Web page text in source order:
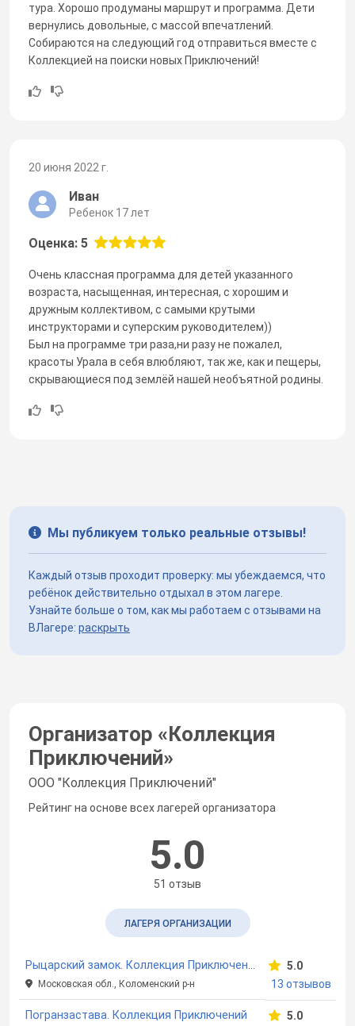
тура. Хорошо продуманы маршрут и программа. Дети
вернулись довольные, с массой впечатлений.
Собираются на следующий год отправиться вместе с
Коллекцией на поиски новых Приключений!
20 июня 2022 г.
Иван
Ребенок 17 лет
Оценка: 5
Очень классная программа для детей указанного
возраста, насыщенная, интересная, с хорошим и
дружным коллективом, с самыми крутыми
инструкторами и суперским руководителем))
Был на программе три раза,ни разу не пожалел,
красоты Урала в себя влюбляют, так же, как и пещеры,
скрывающиеся под землёй нашей необъятной родины.
Мы публикуем только реальные отзывы!
Каждый отзыв проходит проверку: мы убеждаемся, что
ребёнок действительно отдыхал в этом лагере.
Узнайте больше о том, как мы работаем с отзывами на
ВЛагере: раскрыть
Организатор «Коллекция
Приключений»
ООО "Коллекция Приключений"
Рейтинг на основе всех лагерей организатора
5.0
51 отзыв
ЛАГЕРЯ ОРГАНИЗАЦИИ
Рыцарский замок. Коллекция Приключений
Московская обл., Коломенский р-н
5.0
13 отзывов
Погранзастава. Коллекция Приключений
5.0